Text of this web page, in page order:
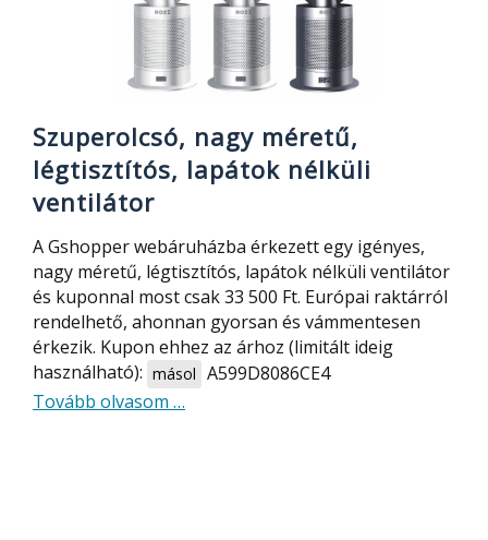
Szuperolcsó, nagy méretű,
légtisztítós, lapátok nélküli
ventilátor
A Gshopper webáruházba érkezett egy igényes,
nagy méretű, légtisztítós, lapátok nélküli ventilátor
és kuponnal most csak 33 500 Ft. Európai raktárról
rendelhető, ahonnan gyorsan és vámmentesen
érkezik. Kupon ehhez az árhoz (limitált ideig
használható): másol A599D8086CE4
Tovább olvasom about
…